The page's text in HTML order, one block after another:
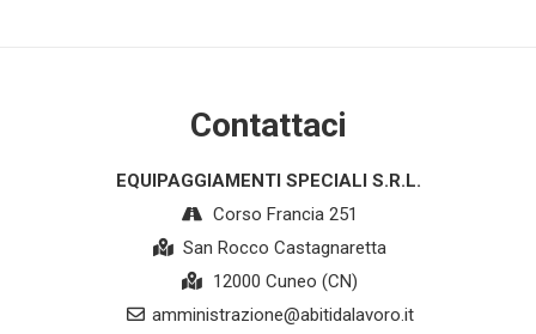
Contattaci
EQUIPAGGIAMENTI SPECIALI S.R.L.
Corso Francia 251
San Rocco Castagnaretta
12000 Cuneo (CN)
amministrazione@abitidalavoro.it